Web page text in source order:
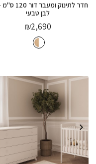
חדר לתינוק
לבן טבעי
₪2,690